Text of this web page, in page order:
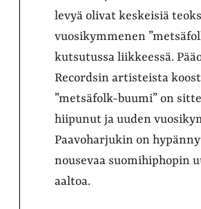
levyä olivat keskeisiä
vuosikymmenen
kutsutussa liikkeessä.
Recordsin artisteista
”metsäfolk-buumi” on
hiipunut ja uuden
Paavoharjukin on
nousevaa suomihiphopin
aaltoa.